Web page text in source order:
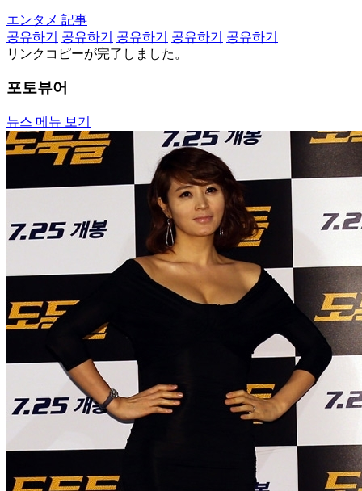
エンタメ 記事
공유하기
공유하기 공유하기 공유하기
공유하기
リンクコピーが完了しました。
포토뷰어
뉴스 메뉴 보기